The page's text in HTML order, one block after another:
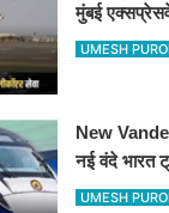
मुंबई
हेलीकॉप्टर
UMESH
New
नई वंदे भारत
का सफर
UMESH